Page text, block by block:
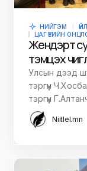
НИЙГЭМ
ЦАГ ҮЕИЙН
Жендэрт
тэмцэх
Улсын дээд
тэргүүн
тэргүүн
Niitlel.mn